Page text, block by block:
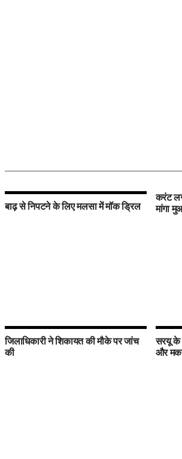
बाढ़ से निपटने के लिए मलसा में मॉक ड्रिल
करंट
मांगा
जिलाधिकारी ने शिकायत की मौके पर जांच
की
सरयू के
और